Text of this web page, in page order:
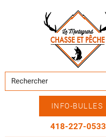
INFO-BULLES
418-227-0533